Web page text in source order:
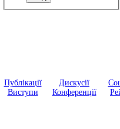
Публікації
Виступи
Дискусії
Конференції